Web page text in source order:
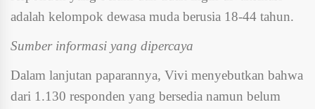
adalah kelompok dewasa muda berusia 18-44 tahun.
Sumber informasi yang dipercaya
Dalam lanjutan paparannya, Vivi menyebutkan bahwa
dari 1.130 responden yang bersedia namun belum